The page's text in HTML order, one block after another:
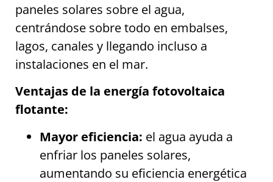
paneles solares sobre el agua,
centrándose sobre todo en embalses,
lagos, canales y llegando incluso a
instalaciones en el mar.
Ventajas de la energía fotovoltaica
flotante:
Mayor eficiencia: el agua ayuda a
enfriar los paneles solares,
aumentando su eficiencia energética